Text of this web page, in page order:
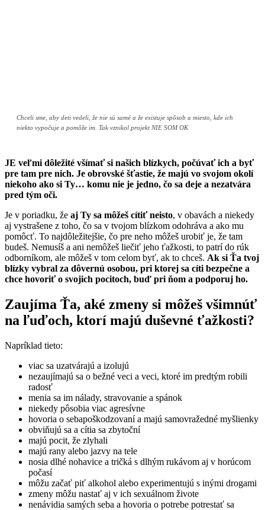
Chceli sme, aby deti vedeli, že nie sú samé a že existuje spôsob a miesto, kde ich
niekto vypočuje a pomôže im. Tak vznikol projekt NIE SOM OK
JE veľmi dôležité všímať si našich blízkych, počúvať ich a byť
pre tam pre nich. Je obrovské šťastie, že majú vo svojom okolí
niekoho ako si Ty… komu nie je jedno, čo sa deje a nezatvára
pred tým oči.
Je v poriadku, že aj Ty sa môžeš cítiť neisto, v obavách a niekedy
aj vystrašene z toho, čo sa v tvojom blízkom odohráva a ako mu
pomôcť. To najdôležitejšie, čo pre neho môžeš urobiť je, že tam
budeš. Nemusíš a ani nemôžeš liečiť jeho ťažkosti, to patrí do rúk
odborníkom, ale môžeš v tom celom byť, ak to chceš. Ak si Ťa tvoj
blízky vybral za dôvernú osobou, pri ktorej sa cíti bezpečne a
chce hovoriť o svojich pocitoch, buď pri ňom a podporuj ho.
Zaujíma Ťa, aké zmeny si môžeš všimnúť
na ľuďoch, ktorí majú duševné ťažkosti?
Napríklad tieto:
viac sa uzatvárajú a izolujú
nezaujímajú sa o bežné veci a veci, ktoré im predtým robili
radosť
menia sa im nálady, stravovanie a spánok
niekedy pôsobia viac agresívne
hovoria o sebapoškodzovaní a majú samovražedné myšlienky
obviňujú sa a cítia sa zbytoční
majú pocit, že zlyhali
majú rany alebo jazvy na tele
nosia dlhé nohavice a tričká s dlhým rukávom aj v horúcom
počasí
môžu začať piť alkohol alebo experimentujú s inými drogami
zmeny môžu nastať aj v ich sexuálnom živote
nenávidia samých seba a hovoria o potrebe potrestať sa